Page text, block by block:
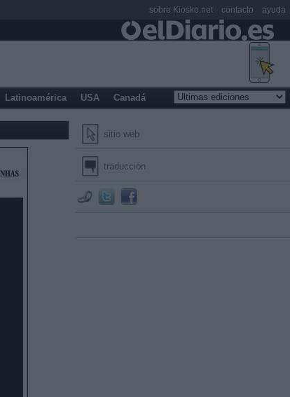
Latinoamérica USA Canadá
sitio web
traducción
sobre Kiosko.net contacto ayuda